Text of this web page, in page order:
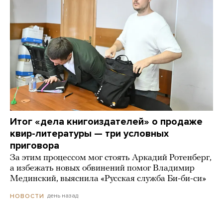
Итог «дела книгоиздателей» о продаже
квир-литературы — три условных
приговора
За этим процессом мог стоять Аркадий Ротенберг,
а избежать новых обвинений помог Владимир
Мединский, выяснила «Русская служба Би-би-си»
НОВОСТИ день назад